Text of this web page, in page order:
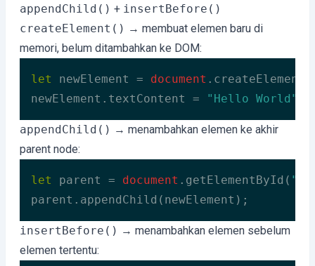
appendChild() + insertBefore()
createElement() → membuat elemen baru di
memori, belum ditambahkan ke DOM:
let newElement = document .createElement(
newElement.textContent =
"Hello World"
Code language: JavaScript (javascript)
appendChild() → menambahkan elemen ke akhir
parent node:
let parent = document .getElementById(
parent.appendChild(newElement);
Code language: JavaScript (javascript)
insertBefore() → menambahkan elemen sebelum
elemen tertentu: